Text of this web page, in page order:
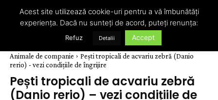
Animale de companie
Pești tropicali de acvariu zebră (Danio
rerio) - vezi condițiile de îngrijire
Pești tropicali de acvariu zebră
(Danio rerio) – vezi condițiile de
Acest site utilizează cookie-uri pentru a vă îmbunătăți
experiența. Dacă nu sunteți de acord, puteți renunța:
Refuz Detalii Accept